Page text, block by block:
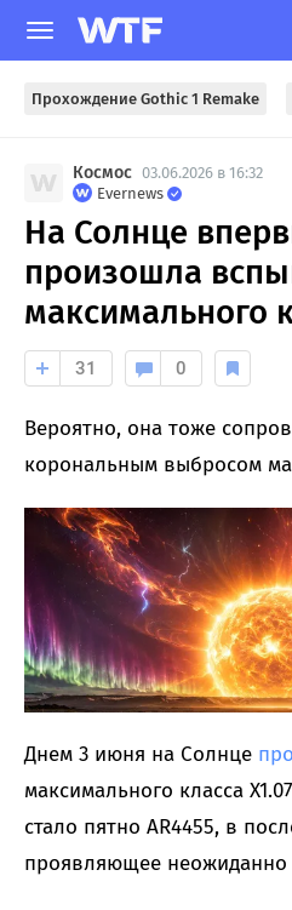
Прохождение Gothic 1 Remake
Космос 03.06.2026 в 16:32
Evernews
На Солнце
произошла
максимального
31 0
Вероятно, она тоже
корональным выбросом
Днем 3 июня на Солнце
максимального класса
стало пятно AR4455, в
проявляющее неожиданно